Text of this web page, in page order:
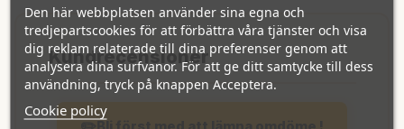
Den här webbplatsen använder sina egna och
tredjepartscookies för att förbättra våra tjänster och visa
dig reklam relaterade till dina preferenser genom att
analysera dina surfvanor. För att ge ditt samtycke till dess
användning, tryck på knappen Acceptera.
Cookie policy